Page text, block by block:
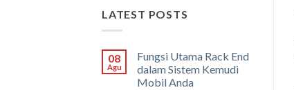
LATEST POSTS
08
Agu
Fungsi Utama Rack End
dalam Sistem Kemudi
Mobil Anda